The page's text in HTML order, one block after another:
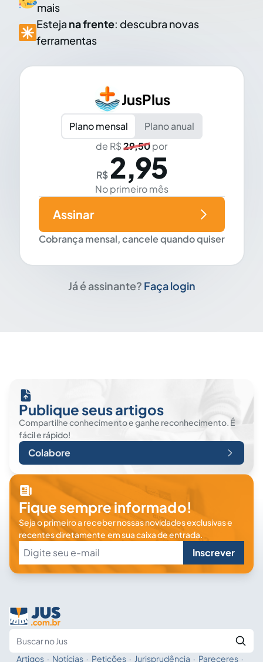
mais
Esteja na frente: descubra novas
ferramentas
JusPlus
Plano mensal
Plano anual
de R$29,50por
R$ 2,95
No primeiro mês
Cobrança mensal, cancele quando quiser
Assinar
Já é assinante? Faça login
Publique seus artigos
Compartilhe conhecimento e ganhe reconhecimento. É
fácil e rápido!
Colabore
Fique sempre informado!
Seja o primeiro a receber nossas novidades exclusivas e
recentes diretamente em sua caixa de entrada.
Inscrever
Artigos · Notícias · Petições · Jurisprudência · Pareceres ·